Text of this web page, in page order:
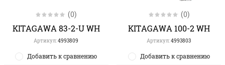
(0)
KITAGAWA 83-2-U WH
Артикул:4993809
Добавить к сравнению
(0)
KITAGAWA 100-2 WH
Артикул:4993803
Добавить к сравнению